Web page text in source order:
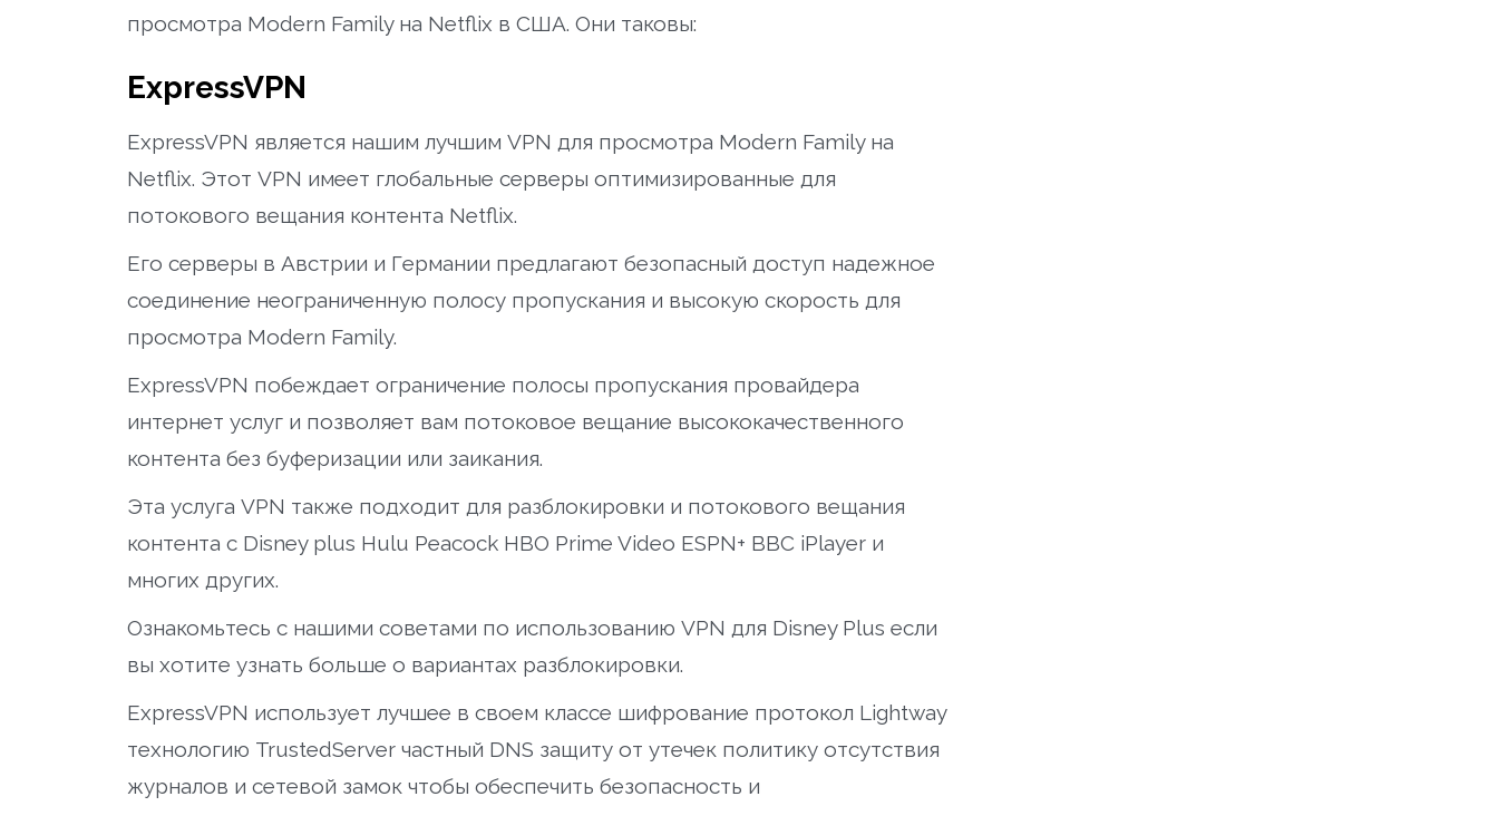
просмотра Modern Family на Netflix в США. Они таковы:
ExpressVPN
ExpressVPN является нашим лучшим VPN для просмотра Modern Family на
Netflix. Этот VPN имеет глобальные серверы оптимизированные для
потокового вещания контента Netflix.
Его серверы в Австрии и Германии предлагают безопасный доступ надежное
соединение неограниченную полосу пропускания и высокую скорость для
просмотра Modern Family.
ExpressVPN побеждает ограничение полосы пропускания провайдера
интернет услуг и позволяет вам потоковое вещание высококачественного
контента без буферизации или заикания.
Эта услуга VPN также подходит для разблокировки и потокового вещания
контента с Disney plus Hulu Peacock HBO Prime Video ESPN+ BBC iPlayer и
многих других.
Ознакомьтесь с нашими советами по использованию VPN для Disney Plus если
вы хотите узнать больше о вариантах разблокировки.
ExpressVPN использует лучшее в своем классе шифрование протокол Lightway
технологию TrustedServer частный DNS защиту от утечек политику отсутствия
журналов и сетевой замок чтобы обеспечить безопасность и